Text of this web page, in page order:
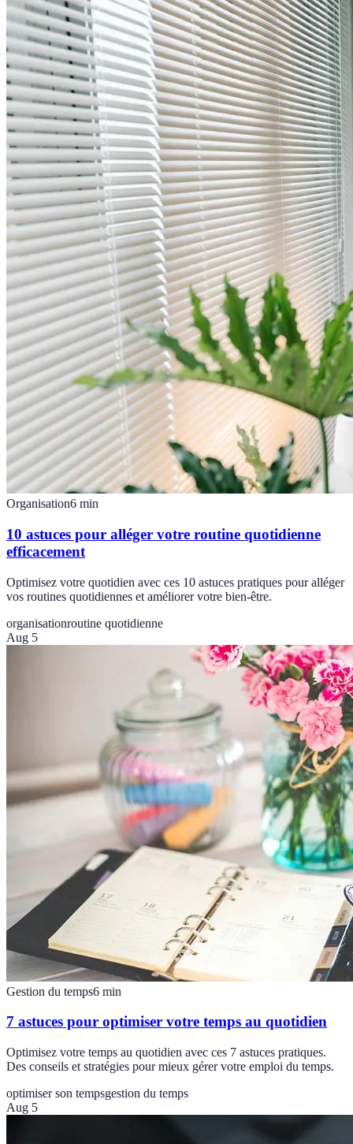
Organisation6 min
10 astuces pour alléger votre routine quotidienne
efficacement
Optimisez votre quotidien avec ces 10 astuces pratiques pour alléger
vos routines quotidiennes et améliorer votre bien-être.
organisationroutine quotidienne
Aug 5
Gestion du temps6 min
7 astuces pour optimiser votre temps au quotidien
Optimisez votre temps au quotidien avec ces 7 astuces pratiques.
Des conseils et stratégies pour mieux gérer votre emploi du temps.
optimiser son tempsgestion du temps
Aug 5